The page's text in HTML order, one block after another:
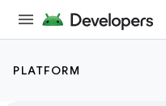
PLATFORM